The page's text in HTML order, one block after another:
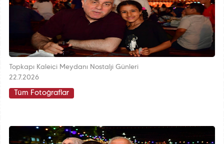
Topkapı Kaleiçi Meydanı Nostalji Günleri
22.7.2026
Tüm Fotoğraflar